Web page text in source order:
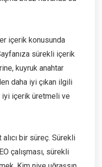
içerik konusunda
sürekli içerik
kuyruk anahtar
daha iyi çıkan ilgili
iyi içerik üretmeli ve
alıcı bir süreç. Sürekli
çalışması, sürekli